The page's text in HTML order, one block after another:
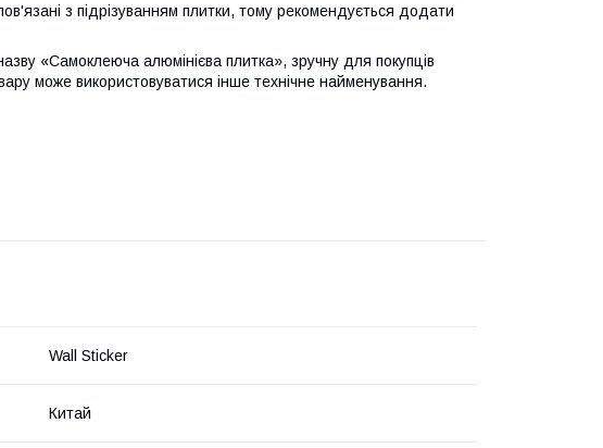
з підрізуванням плитки, тому рекомендується додати
«Самоклеюча алюмінієва плитка», зручну для покупців
може використовуватися інше технічне найменування.
Wall Sticker
Китай